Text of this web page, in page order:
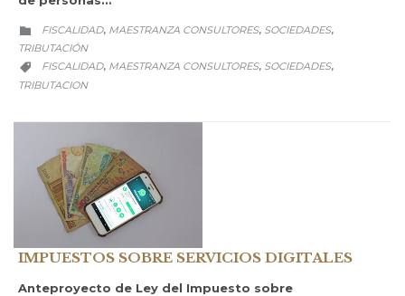
 CATEGORY
FISCALIDAD, MAESTRANZA CONSULTORES, SOCIEDADES,
TRIBUTACIÓN
 CATEGORY
FISCALIDAD, MAESTRANZA CONSULTORES, SOCIEDADES,
TRIBUTACION
IMPUESTOS SOBRE SERVICIOS DIGITALES
Anteproyecto de Ley del Impuesto sobre